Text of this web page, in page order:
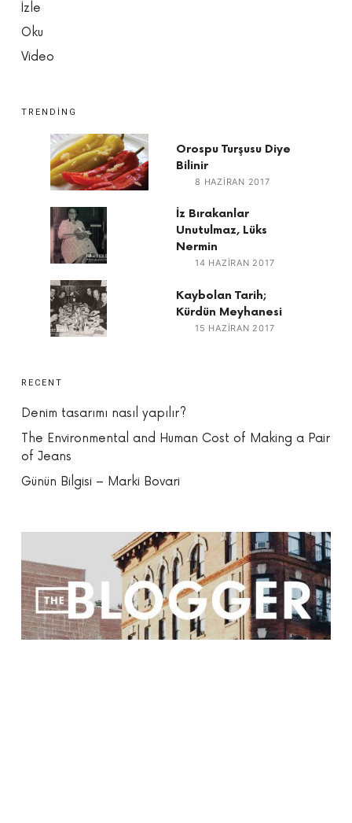
İzle
Oku
Video
TRENDING
Orospu Turşusu Diye
Bilinir
8 HAZIRAN 2017
İz Bırakanlar
Unutulmaz, Lüks
Nermin
14 HAZIRAN 2017
Kaybolan Tarih;
Kürdün Meyhanesi
15 HAZIRAN 2017
RECENT
Denim tasarımı nasıl yapılır?
The Environmental and Human Cost of Making a Pair
of Jeans
Günün Bilgisi – Marki Bovari